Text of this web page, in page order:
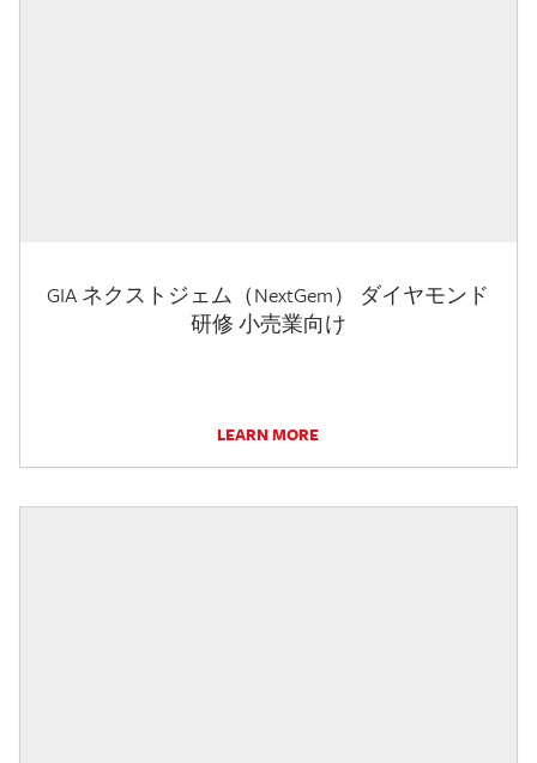
GIA ネクストジェム（NextGem） ダイヤモンド
研修 小売業向け
LEARN MORE